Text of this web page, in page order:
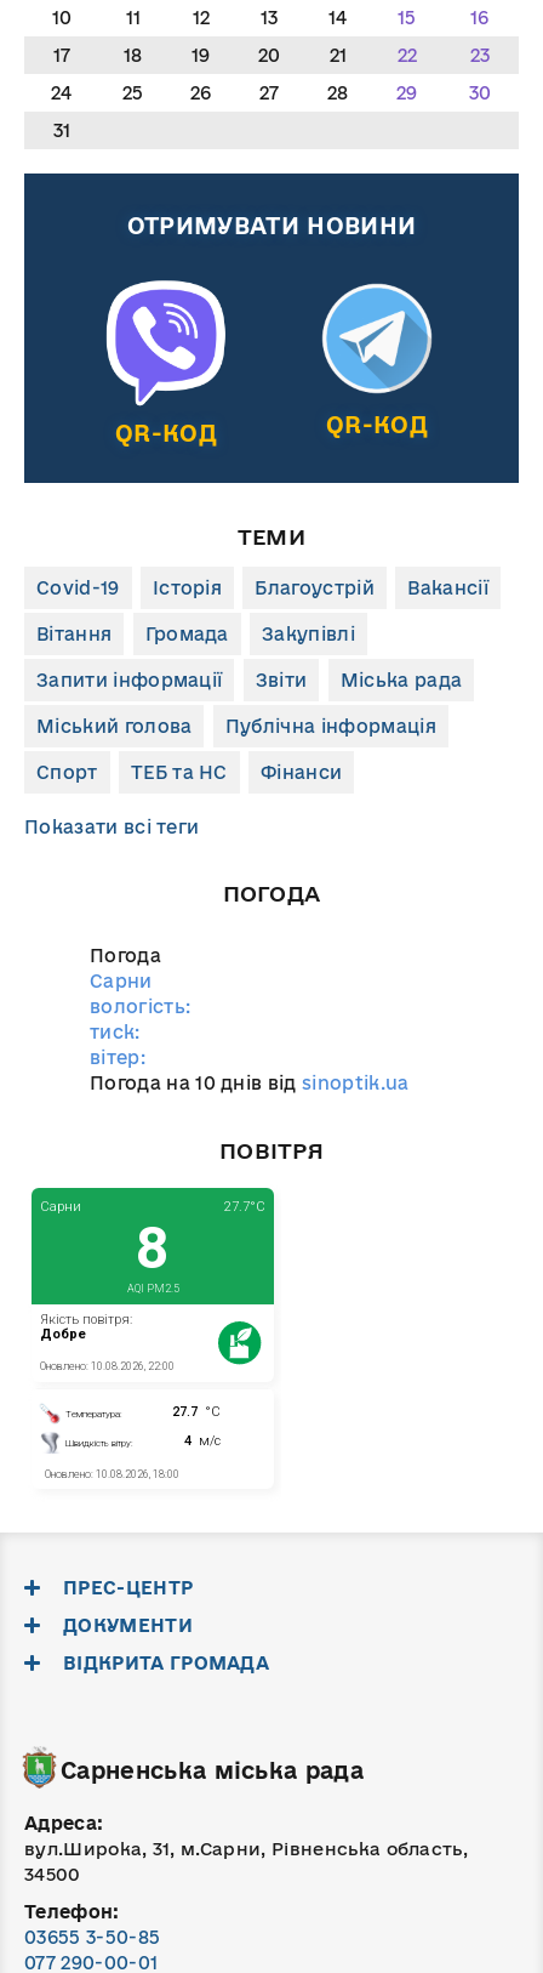
10
11 12 13 14 15
16
17
18 19 20 21 22
23
24
25 26 27 28 29
30
31
ОТРИМУВАТИ НОВИНИ
QR-КОД QR-КОД
ТЕМИ
Covid-19 Історія Благоустрій Вакансії
Вітання Громада Закупівлі
Запити інформації Звіти Міська рада
Міський голова Публічна інформація
Спорт ТЕБ та НС Фінанси
Показати всі теги
ПОГОДА
Погода
Сарни
вологість:
тиск:
вітер:
Погода на 10 днів відsinoptik.ua
ПОВІТРЯ
ПРЕС-ЦЕНТР
ДОКУМЕНТИ
ВІДКРИТА ГРОМАДА
Сарненська міська рада
Адреса:
вул.Широка, 31, м.Сарни, Рівненська область,
34500
Телефон:
03655 3-50-85
077 290-00-01